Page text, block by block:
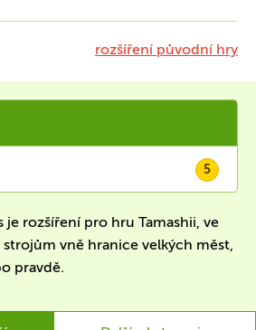
rozšíření původní hry
5
je rozšíření pro hru Tamashii, ve
vně hranice velkých měst,
pravdě.